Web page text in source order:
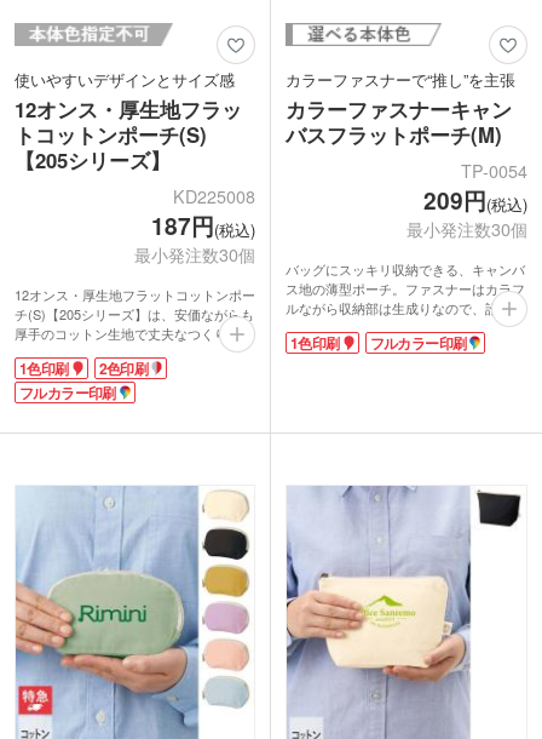
使いやすいデザインとサイズ感
12オンス・厚生地フラッ
トコットンポーチ(S)
【205シリーズ】
KD225008
187円(税込)
最小発注数30個
12オンス・厚生地フラットコットンポー
チ(S)【205シリーズ】は、安価ながらも
厚手のコットン生地で丈夫なつくりにな
っているのが特徴です。コスメポーチと
して活用したり、モバイルバッテリーや
USBケーブルなどをまとめて収納してお
で、中身が飛び出す心配もありません。
なので、ロゴや企業名を印刷すれば販促
効果が期待できます。ショップの開店記
念や、イベントのオリジナルグッズにい
かがでしょうか。
1色印刷
2色印刷
フルカラー印刷
カラーファスナーで“推し”を主張
カラーファスナーキャン
バスフラットポーチ(M)
TP-0054
209円(税込)
最小発注数30個
バッグにスッキリ収納できる、キャンバ
ス地の薄型ポーチ。ファスナーはカラフ
ルながら収納部は生成りなので、誰もが
使いやすいデザインです。A5ノートが入
る大きめサイズで、歯ブラシセットやヘ
持ち歩く推し活グッズにおすすめです。
SS、Sサイズも展開中。
1色印刷 フルカラー印刷